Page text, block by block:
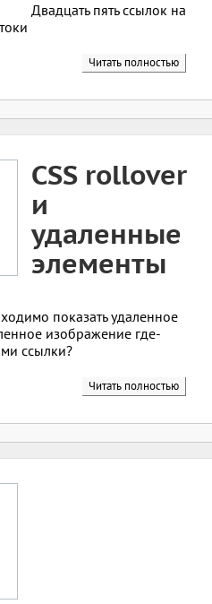
Двадцать пять ссылок на
Читать полностью
CSS rollover
и
удаленные
элементы
показать удаленное
изображение где-
ссылки?
Читать полностью